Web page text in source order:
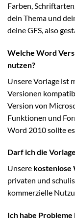
Farben,
dein Thema und
deine GFS, also
Welche Word
nutzen?
Unsere Vorlage ist
Versionen
Version von
Funktionen und
Word 2010 sollte
Darf ich die
Unsere kostenlose
privaten und
kommerzielle
Ich habe